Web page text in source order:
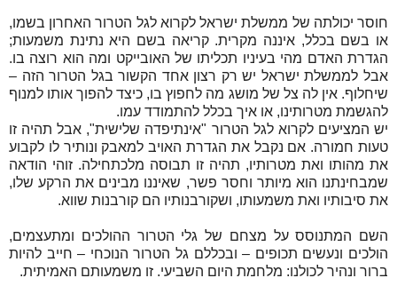
חוסר יכולתה של ממשלת ישראל לקרוא לגל הטרור האחרון בשמו,
או בשם בכלל, איננה מקרית. קריאה בשם היא נתינת משמעות;
הגדרת האדם מהי בעיניו תכליתו של האובייקט ומה הוא רוצה בו.
אבל לממשלת ישראל יש רק רצון אחד הקשור בגל הטרור הזה –
שיחלוף. אין לה צל של מושג מה לחפוץ בו, כיצד להפוך אותו למנוף
להגשמת מטרותינו, או איך בכלל להתמודד עמו.
יש המציעים לקרוא לגל הטרור "אינתיפדה שלישית", אבל תהיה זו
טעות חמורה. אם נקבל את הגדרת האויב למאבק ונותיר לו לקבוע
את מהותו ואת מטרותיו, תהיה זו תבוסה מלכתחילה. זוהי הודאה
שמבחינתנו הוא מיותר וחסר פשר, שאיננו מבינים את הרקע שלו,
את סיבותיו ואת משמעותו, ושקורבנותיו הם קורבנות שווא.
השם המתנוסס על מצחם של גלי הטרור ההולכים ומתעצמים,
הולכים ונעשים תכופים – ובכללם גל הטרור הנוכחי – חייב להיות
ברור ונהיר לכולנו: מלחמת היום השביעי. זו משמעותם האמיתית.